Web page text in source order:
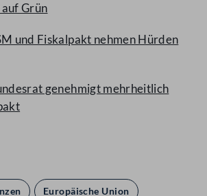
Grün
und Fiskalpakt nehmen Hürden
genehmigt mehrheitlich
Europäische Union